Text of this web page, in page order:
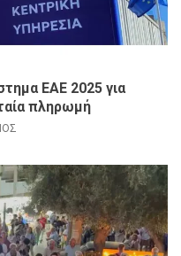
ΕΑΕ 2025 για
πληρωμή